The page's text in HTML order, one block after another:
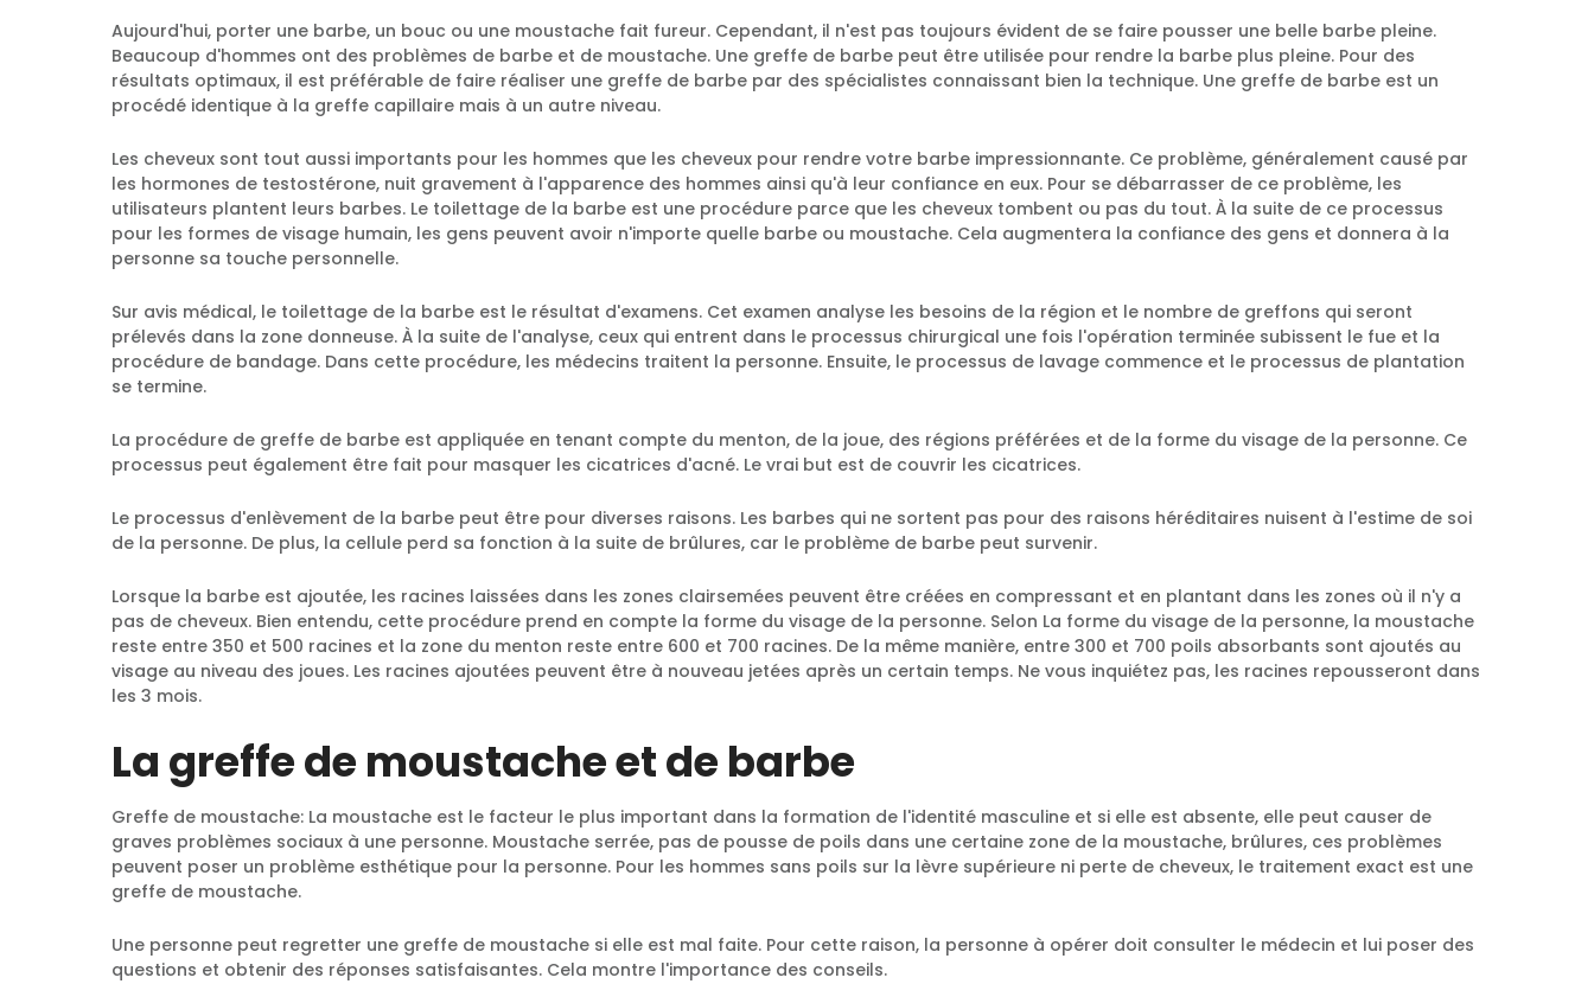
Aujourd'hui, porter une barbe, un bouc ou une moustache fait fureur. Cependant, il n'est pas toujours évident de se faire pousser une belle barbe pleine.
Beaucoup d'hommes ont des problèmes de barbe et de moustache. Une greffe de barbe peut être utilisée pour rendre la barbe plus pleine. Pour des
résultats optimaux, il est préférable de faire réaliser une greffe de barbe par des spécialistes connaissant bien la technique. Une greffe de barbe est un
procédé identique à la greffe capillaire mais à un autre niveau.
Les cheveux sont tout aussi importants pour les hommes que les cheveux pour rendre votre barbe impressionnante. Ce problème, généralement causé par
les hormones de testostérone, nuit gravement à l'apparence des hommes ainsi qu'à leur confiance en eux. Pour se débarrasser de ce problème, les
utilisateurs plantent leurs barbes. Le toilettage de la barbe est une procédure parce que les cheveux tombent ou pas du tout. À la suite de ce processus
pour les formes de visage humain, les gens peuvent avoir n'importe quelle barbe ou moustache. Cela augmentera la confiance des gens et donnera à la
personne sa touche personnelle.
Sur avis médical, le toilettage de la barbe est le résultat d'examens. Cet examen analyse les besoins de la région et le nombre de greffons qui seront
prélevés dans la zone donneuse. À la suite de l'analyse, ceux qui entrent dans le processus chirurgical une fois l'opération terminée subissent le fue et la
procédure de bandage. Dans cette procédure, les médecins traitent la personne. Ensuite, le processus de lavage commence et le processus de plantation
se termine.
La procédure de greffe de barbe est appliquée en tenant compte du menton, de la joue, des régions préférées et de la forme du visage de la personne. Ce
processus peut également être fait pour masquer les cicatrices d'acné. Le vrai but est de couvrir les cicatrices.
Le processus d'enlèvement de la barbe peut être pour diverses raisons. Les barbes qui ne sortent pas pour des raisons héréditaires nuisent à l'estime de soi
de la personne. De plus, la cellule perd sa fonction à la suite de brûlures, car le problème de barbe peut survenir.
Lorsque la barbe est ajoutée, les racines laissées dans les zones clairsemées peuvent être créées en compressant et en plantant dans les zones où il n'y a
pas de cheveux. Bien entendu, cette procédure prend en compte la forme du visage de la personne. Selon La forme du visage de la personne, la moustache
reste entre 350 et 500 racines et la zone du menton reste entre 600 et 700 racines. De la même manière, entre 300 et 700 poils absorbants sont ajoutés au
visage au niveau des joues. Les racines ajoutées peuvent être à nouveau jetées après un certain temps. Ne vous inquiétez pas, les racines repousseront dans
les 3 mois.
La greffe de moustache et de barbe
Greffe de moustache: La moustache est le facteur le plus important dans la formation de l'identité masculine et si elle est absente, elle peut causer de
graves problèmes sociaux à une personne. Moustache serrée, pas de pousse de poils dans une certaine zone de la moustache, brûlures, ces problèmes
peuvent poser un problème esthétique pour la personne. Pour les hommes sans poils sur la lèvre supérieure ni perte de cheveux, le traitement exact est une
greffe de moustache.
Une personne peut regretter une greffe de moustache si elle est mal faite. Pour cette raison, la personne à opérer doit consulter le médecin et lui poser des
questions et obtenir des réponses satisfaisantes. Cela montre l'importance des conseils.